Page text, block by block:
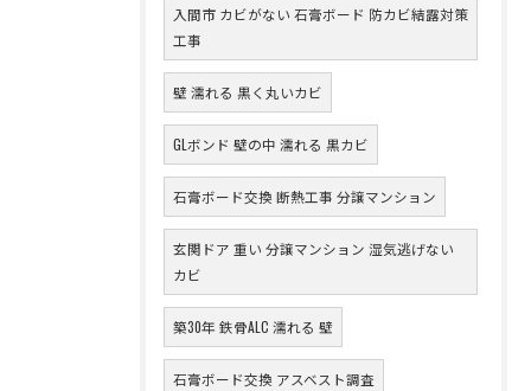
入間市 カビがない 石膏ボード 防カビ結露対策
工事
壁 濡れる 黒く丸いカビ
GLボンド 壁の中 濡れる 黒カビ
石膏ボード交換 断熱工事 分譲マンション
玄関ドア 重い 分譲マンション 湿気逃げない
カビ
築30年 鉄骨ALC 濡れる 壁
石膏ボード交換 アスベスト調査